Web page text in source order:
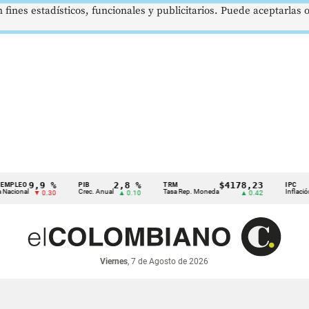
9,9 %
▼ 0.30
PIB
Crec. Anual
2,8 %
▲ 0.10
TRM
Tasa Rep. Moneda
$4178,23
▲ 0.42
IPC
Inflación anual
Viernes, 7 de Agosto de 2026
estadísticos, funcionales y publicitarios. Puede aceptarlas